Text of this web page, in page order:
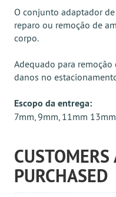
O conjunto adaptador
reparo ou remoção de
corpo.
Adequado para
danos no
Escopo da entrega:
7mm, 9mm, 11mm
CUSTOMERS
PURCHASED